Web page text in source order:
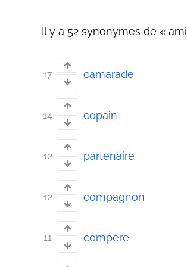
Il y a 52 synonymes de «
17 camarade
14 copain
12 partenaire
12 compagnon
11 compère